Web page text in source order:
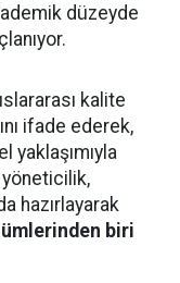
düzeyde
kalite
ifade ederek,
yaklaşımıyla
hazırlayarak
biri